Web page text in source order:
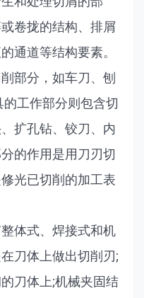
卷拢的结构、排屑
通道等结构要素。
部分，如车刀、刨
工作部分则包含切
扩孔钻、铰刀、内
的作用是用刀刃切
光已切削的加工表
体式、焊接式和机
刀体上做出切削刃;
刀体上;机械夹固结